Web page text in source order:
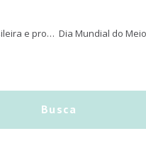
Temporada brasileira e programação global da Costa Cruzeiros 2021/2022
Busca